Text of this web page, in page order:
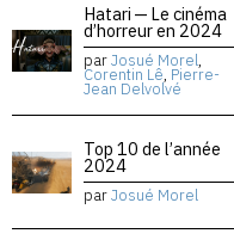
Hatari — Le cinéma
d’horreur en 2024
parJosué Morel,
Corentin Lê, Pierre-
Jean Delvolvé
Top 10 de l’année
2024
parJosué Morel